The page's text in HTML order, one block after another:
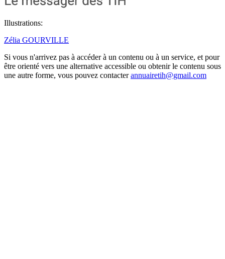
Illustrations:
Zélia GOURVILLE
Si vous n'arrivez pas à accéder à un contenu ou à un service, et pour
être orienté vers une alternative accessible ou obtenir le contenu sous
une autre forme, vous pouvez contacter annuairetih@gmail.com